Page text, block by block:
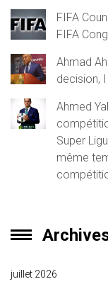
FIFA
FIFA
Ahmad
decision,
Ahmed
Super
même
juillet 2026